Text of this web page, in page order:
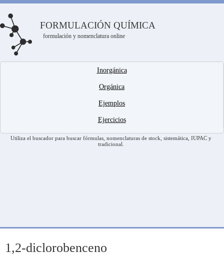
FORMULACIÓN QUÍMICA
formulación y nomenclatura online
Inorgánica
Orgánica
Ejemplos
Ejercicios
Utiliza el buscador para buscar fórmulas, nomenclaturas de stock, sistemática, IUPAC y
tradicional.
1,2-diclorobenceno